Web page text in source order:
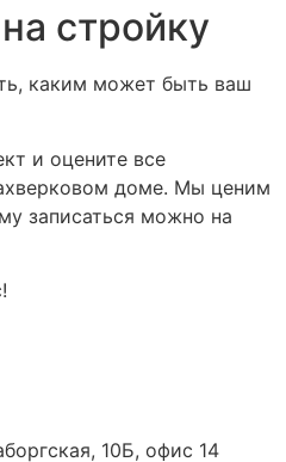
стройку
каким может быть ваш
и оцените все
доме. Мы ценим
записаться можно на
10Б, офис 14